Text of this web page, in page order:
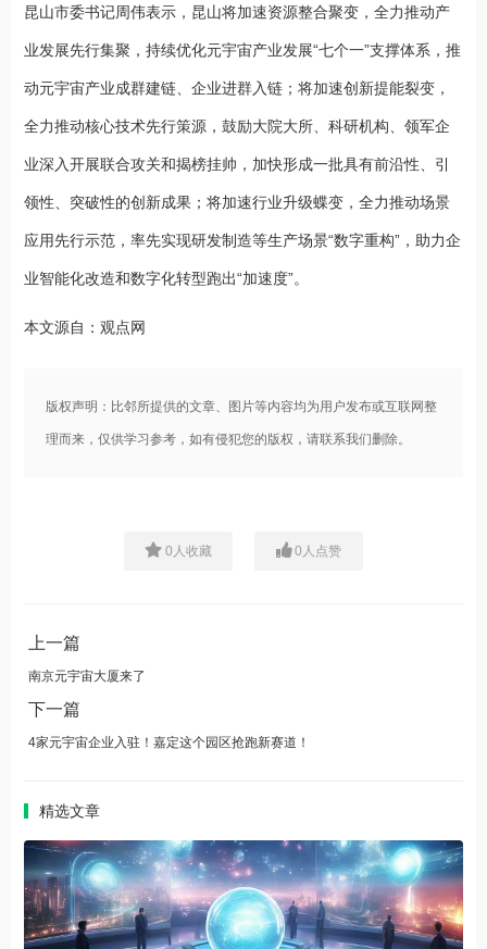
昆山市委书记周伟表示，昆山将加速资源整合聚变，全力推动产
业发展先行集聚，持续优化元宇宙产业发展“七个一”支撑体系，推
动元宇宙产业成群建链、企业进群入链；将加速创新提能裂变，
全力推动核心技术先行策源，鼓励大院大所、科研机构、领军企
业深入开展联合攻关和揭榜挂帅，加快形成一批具有前沿性、引
领性、突破性的创新成果；将加速行业升级蝶变，全力推动场景
应用先行示范，率先实现研发制造等生产场景“数字重构”，助力企
业智能化改造和数字化转型跑出“加速度”。
本文源自：观点网
版权声明：比邻所提供的文章、图片等内容均为用户发布或互联网整
理而来，仅供学习参考，如有侵犯您的版权，请联系我们删除。
0 人收藏 0 人点赞
上一篇
南京元宇宙大厦来了
下一篇
4家元宇宙企业入驻！嘉定这个园区抢跑新赛道！
精选文章